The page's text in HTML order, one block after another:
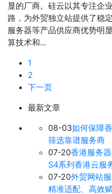
显的厂商。硅云以其专注企
路，为外贸独立站提供了稳
服务器等产品供应商优势明
算技术和...
1
2
下一页
最新文章
08-03如何保障
筛选靠谱服务商
07-20香港服务
S4系列香港云服
07-20外贸网站
精准适配、高效